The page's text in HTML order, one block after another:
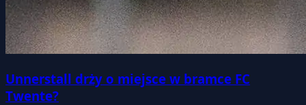
Unnerstall drży o miejsce w bramce FC
Twente?